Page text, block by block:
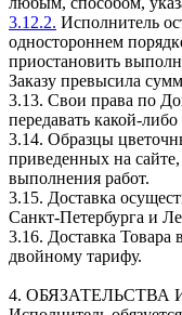
3.12.2. Исполнитель
одностороннем
приостановить
Заказу превысила
3.13. Свои права по
передавать какой-либо
3.14. Образцы
приведенных на
выполнения работ.
3.15. Доставка
Санкт-Петербурга и
3.16. Доставка Товара
двойному тарифу.
4.